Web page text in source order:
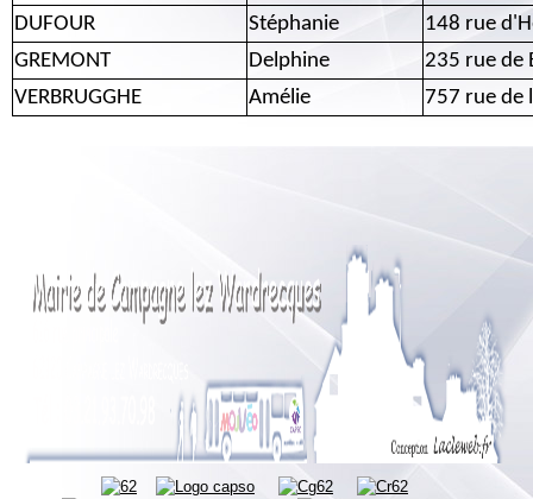
DUFOUR
Stéphanie
148 rue
GREMONT
Delphine
235 rue de
VERBRUGGHE
Amélie 757 rue de